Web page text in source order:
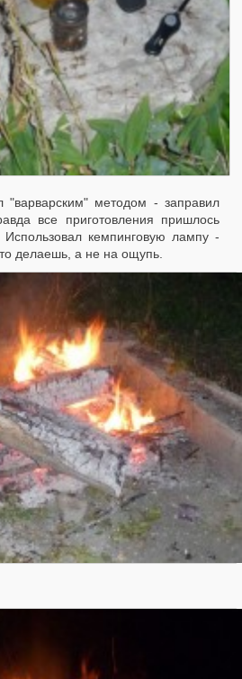
"варварским" методом - заправил
все приготовления пришлось
Использовал кемпинговую лампу -
делаешь, а не на ощупь.